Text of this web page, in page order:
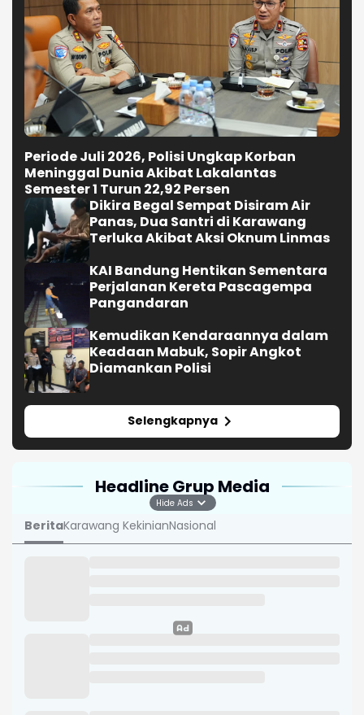
Periode Juli 2026, Polisi Ungkap Korban
Meninggal Dunia Akibat Lakalantas
Semester 1 Turun 22,92 Persen
Dikira Begal Sempat Disiram Air
Panas, Dua Santri di Karawang
Terluka Akibat Aksi Oknum Linmas
KAI Bandung Hentikan Sementara
Perjalanan Kereta Pascagempa
Pangandaran
Kemudikan Kendaraannya dalam
Keadaan Mabuk, Sopir Angkot
Diamankan Polisi
Selengkapnya
Headline Grup Media
BeritaKarawang KekinianNasional
Hide Ads